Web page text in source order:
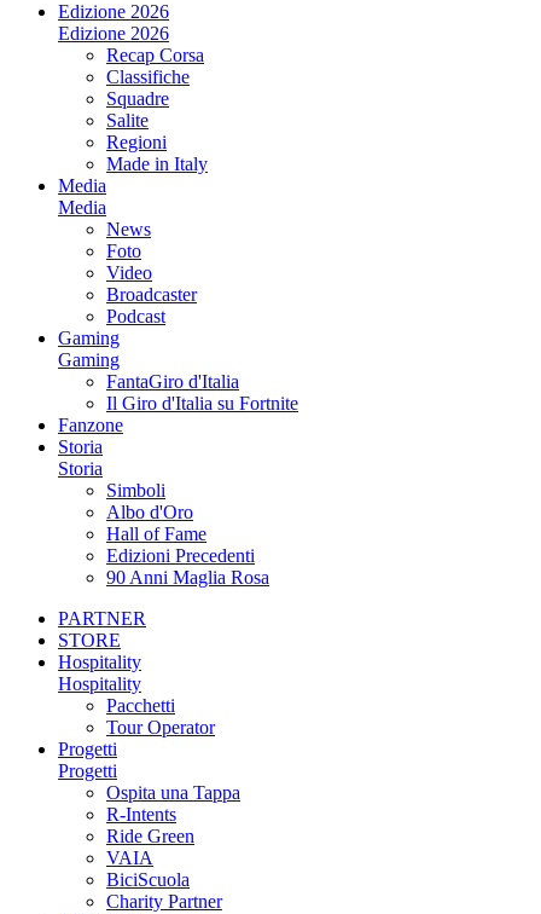
Edizione 2026
Edizione 2026
Recap Corsa
Classifiche
Squadre
Salite
Regioni
Made in Italy
Media
Media
News
Foto
Video
Broadcaster
Podcast
Gaming
Gaming
FantaGiro d'Italia
Il Giro d'Italia su Fortnite
Fanzone
Storia
Storia
Simboli
Albo d'Oro
Hall of Fame
Edizioni Precedenti
90 Anni Maglia Rosa
PARTNER
STORE
Hospitality
Hospitality
Pacchetti
Tour Operator
Progetti
Progetti
Ospita una Tappa
R-Intents
Ride Green
VAIA
BiciScuola
Charity Partner